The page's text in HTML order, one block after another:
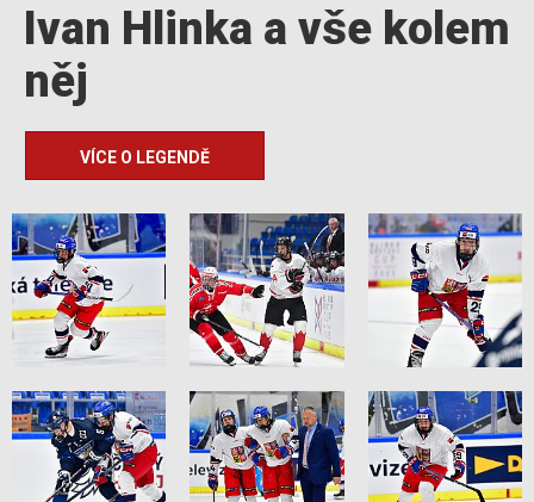
Ivan Hlinka a vše kolem
něj
VÍCE O LEGENDĚ